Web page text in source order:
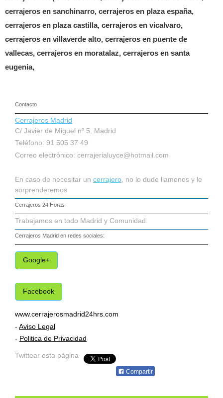
cerrajeros en sanchinarro, cerrajeros en plaza españa,
cerrajeros en plaza castilla, cerrajeros en vicalvaro,
cerrajeros en villaverde alto, cerrajeros en puente de
vallecas, cerrajeros en moratalaz, cerrajeros en santa
eugenia,
Contacto
Cerrajeros Madrid
C/ Javier de Miguel nº 5, Madrid
Teléfono: 91 505 37 49
Correo electrónico: cerrajerialuyce@hotmail.com
En caso de necesitar un cerrajero , no lo dude llamenos y le
sorprenderemos
Cerrajeros 24 Horas
Trabajamos en todo Madrid y Comunidad.
Cerrajeros Madrid en redes sociales:
Google+
Facebook
www.cerrajerosmadrid24hrs.com
- Aviso Legal
- Politica de Privacidad
Twittear esta página
Compartir